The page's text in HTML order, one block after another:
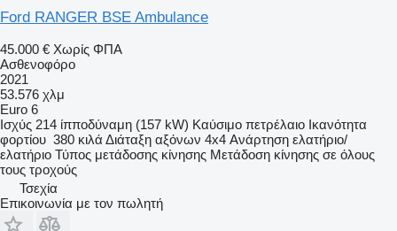
Ford RANGER BSE Ambulance
45.000 € Χωρίς ΦΠΑ
Ασθενοφόρο
2021
53.576 χλμ
Euro 6
Ισχύς 214 ίπποδύναμη (157 kW) Καύσιμο πετρέλαιο Ικανότητα
φορτίου 380 κιλά Διάταξη αξόνων 4x4 Ανάρτηση ελατήριο/
ελατήριο Τύπος μετάδοσης κίνησης Μετάδοση κίνησης σε όλους
τους τροχούς
Τσεχία
Επικοινωνία με τον πωλητή